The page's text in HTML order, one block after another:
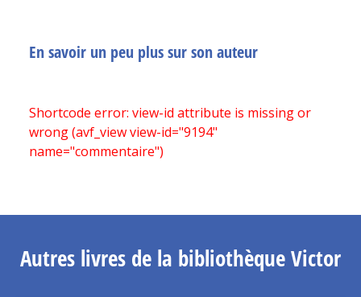
En savoir un peu plus sur son auteur
Shortcode error: view-id attribute is missing or
wrong (avf_view view-id="9194"
name="commentaire")
Autres livres de la bibliothèque Victor